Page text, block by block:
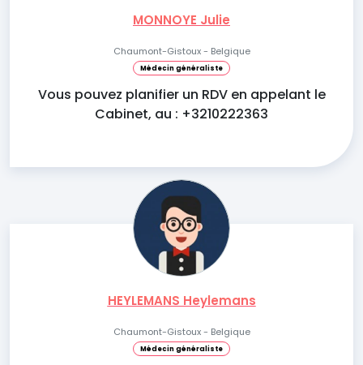
MONNOYE Julie
Chaumont-Gistoux - Belgique
Médecin généraliste
Vous pouvez planifier un RDV en appelant le
Cabinet, au : +3210222363
HEYLEMANS Heylemans
Chaumont-Gistoux - Belgique
Médecin généraliste